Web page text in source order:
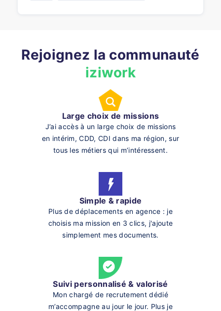
Rejoignez la communauté
iziwork
Large choix de missions
J’ai accès à un large choix de missions
en intérim, CDD, CDI dans ma région, sur
tous les métiers qui m’intéressent.
Simple & rapide
Plus de déplacements en agence : je
choisis ma mission en 3 clics, j'ajoute
simplement mes documents.
Suivi personnalisé & valorisé
Mon chargé de recrutement dédié
m’accompagne au jour le jour. Plus je